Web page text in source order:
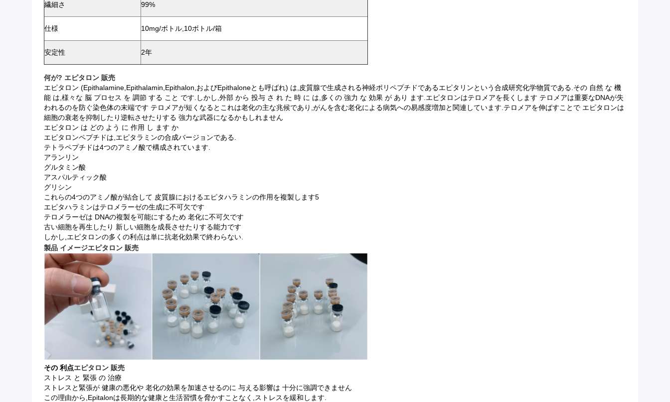
繊細さ 99%
仕様 10mg/ボトル,10ボトル/箱
安定性 2年
何が? エピタロン 販売
エピタロン (Epithalamine,Epithalamin,Epithalon,およびEpithaloneとも呼ばれ) は,皮質腺で生成される神経ポリペプチドであるエピタリンという合成研究化学物質である.その 自然 な 機
能 は,様々な 脳 プロセス を 調節 する こと です.しかし,外部 から 投与 さ れ た 時 に は,多くの 強力 な 効果 が あり ます.エピタロンはテロメアを長くします テロメアは重要なDNAが失
われるのを防ぐ染色体の末端です テロメアが短くなるとこれは老化の主な兆候であり,がんを含む老化による病気への易感度増加と関連しています.テロメアを伸ばすことで エピタロンは
細胞の衰老を抑制したり逆転させたりする 強力な武器になるかもしれません
エピタロン は どの よう に 作用 し ます か
エピタロンペプチドは,エピタラミンの合成バージョンである.
テトラペプチドは4つのアミノ酸で構成されています.
アランリン
グルタミン酸
アスパルティック酸
グリシン
これらの4つのアミノ酸が結合して 皮質腺におけるエピタハラミンの作用を複製します5
エピタハラミンはテロメラーゼの生成に不可欠です
テロメラーゼは DNAの複製を可能にするため 老化に不可欠です
古い細胞を再生したり 新しい細胞を成長させたりする能力です
しかし,エピタロンの多くの利点は単に抗老化効果で終わらない.
製品 イメージエピタロン 販売
その 利点エピタロン 販売
ストレス と 緊張 の 治療
ストレスと緊張が 健康の悪化や 老化の効果を加速させるのに 与える影響は 十分に強調できません
この理由から,Epitalonは長期的な健康と生活習慣を脅かすことなく,ストレスを緩和します.